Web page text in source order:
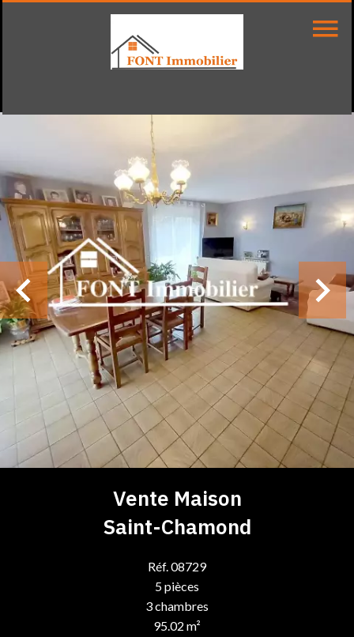
Vente Maison
Saint-Chamond
Réf. 08729
5 pièces
3 chambres
95.02 m²